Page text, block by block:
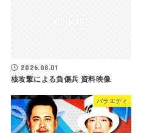
2026.08.01
核攻撃による負傷兵 資料映像
バラエティ